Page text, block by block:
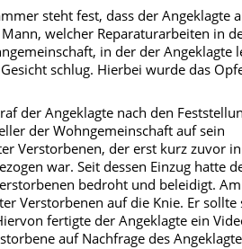
steht fest, dass der Angeklagte
welcher Reparaturarbeiten in
in der der Angeklagte
schlug. Hierbei wurde das
der Angeklagte nach den
der Wohngemeinschaft auf sein
Verstorbenen, der erst kurz zuvor
war. Seit dessen Einzug hatte
bedroht und beleidigt. Am
Verstorbenen auf die Knie. Er sollte
fertigte der Angeklagte ein
auf Nachfrage des